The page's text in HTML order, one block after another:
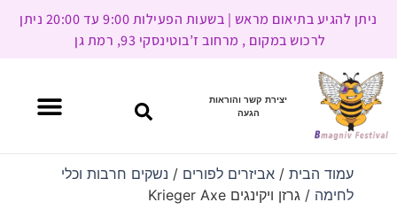
ניתן להגיע בתיאום מראש | בשעות הפעילות 9:00 עד 20:00 ניתן
לרכוש במקום , מרחוב ז’בוטינסקי 93, רמת גן
יצירת קשר והוראות
הגעה
עמוד הבית/ אביזרים לפורים / נשקים חרבות וכלי
לחימה / גרזן ויקינגים Krieger Axe